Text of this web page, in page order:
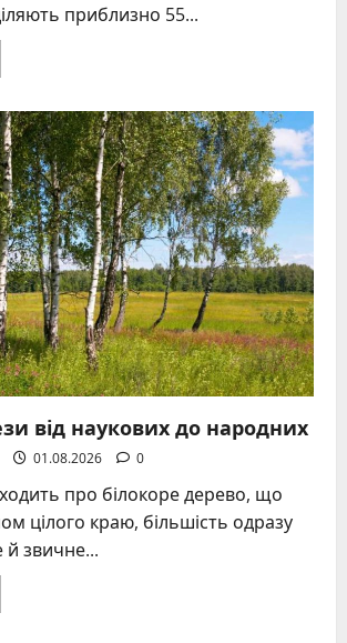
приблизно 55...
від наукових до народних
01.08.2026 0
про білокоре дерево, що
цілого краю, більшість одразу
й звичне...